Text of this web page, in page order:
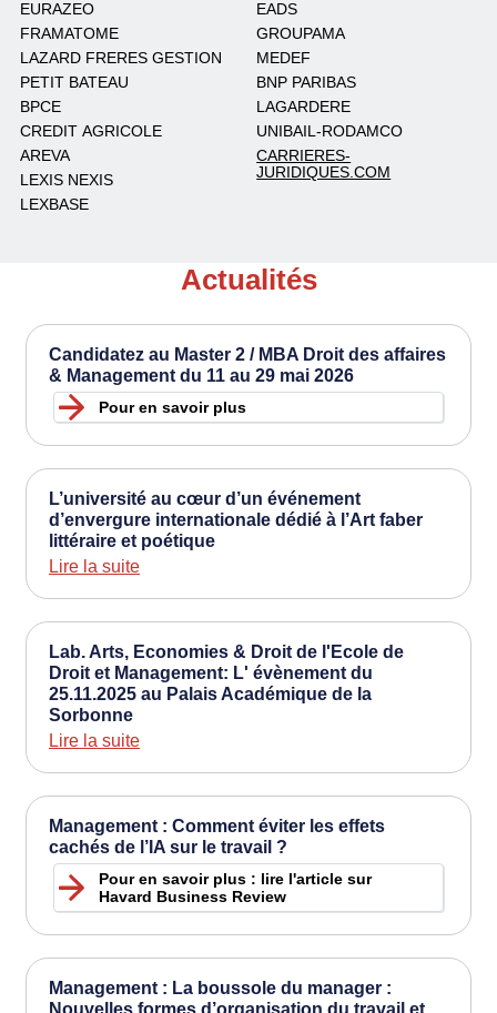
EURAZEO
FRAMATOME
LAZARD FRERES GESTION
PETIT BATEAU
BPCE
CREDIT AGRICOLE
AREVA
LEXIS NEXIS
LEXBASE
EADS
GROUPAMA
MEDEF
BNP PARIBAS
LAGARDERE
UNIBAIL-RODAMCO
CARRIERES-
JURIDIQUES.COM
Actualités
Candidatez au Master 2 / MBA Droit des affaires
& Management du 11 au 29 mai 2026
Pour en savoir plus
L’université au cœur d’un événement
d’envergure internationale dédié à l’Art faber
littéraire et poétique
Lire la suite
Lab. Arts, Economies & Droit de l'Ecole de
Droit et Management: L' évènement du
25.11.2025 au Palais Académique de la
Sorbonne
Lire la suite
Management : Comment éviter les effets
cachés de l’IA sur le travail ?
Pour en savoir plus : lire l'article sur
Havard Business Review
Management : La boussole du manager :
Nouvelles formes d’organisation du travail et